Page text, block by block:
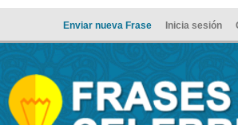
Enviar nueva Frase Inicia sesión